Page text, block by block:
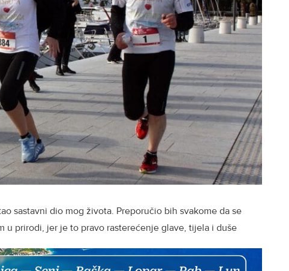
sastavni dio mog života. Preporučio bih svakome da se
u prirodi, jer je to pravo rasterećenje glave, tijela i duše